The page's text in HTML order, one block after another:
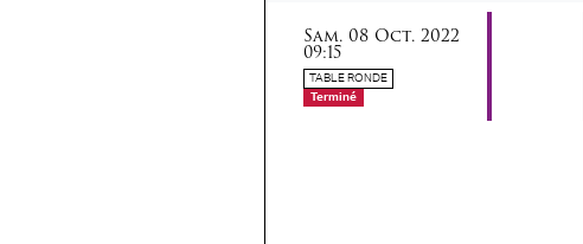
samedi
Sam. 08 octobre
Oct. 2022
09:15
TABLE RONDE
Terminé